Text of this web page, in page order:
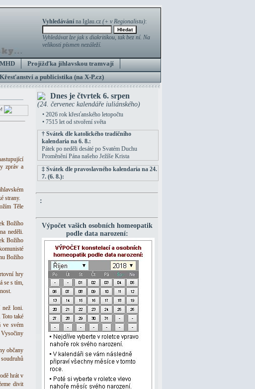
Vyhledávánína Iglau.cz (+ v Regionalistu):
Vyhledávat lze jak s diakritikou, tak bez ní. Na
velikosti písmen nezáleží.
Projížďka jihlavskou tramvají
Křesťanství a publicistika (na X-P.cz)
zpráv a
strany.
Těle
Božího
neděli.
Božího
Božího
hry
se s tím,
než loni.
také
ve svém
občany
hrát v
divit
Dnes je čtvrtek 6. srpen
(24. červenec kalendáře iuliánského)
• 2026 rok křesťanského letopočtu
• 7515 let od stvoření světa
† Svátek dle katolického tradičního
kalendaria na 6. 8.:
Pátek po neděli desáté po Svatém Duchu
Proměnění Pána našeho Ježíše Krista
‡ Svátek dle pravoslavného kalendaria na 24.
7. (6. 8.):
:
Výpočet vašich osobních homeopatik
podle data narození: